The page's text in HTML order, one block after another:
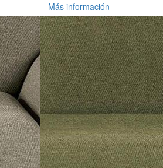
Más información